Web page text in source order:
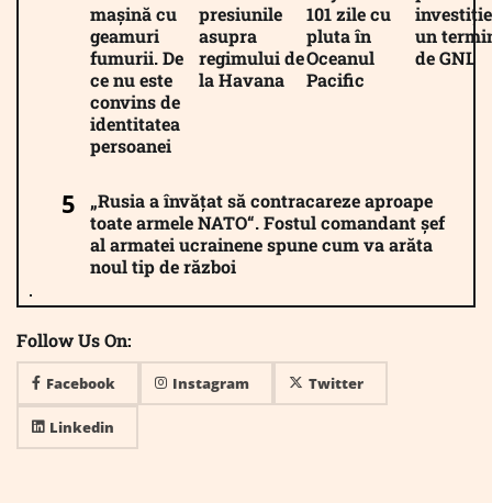
mașină cu
geamuri
fumurii. De
ce nu este
convins de
identitatea
persoanei
presiunile
asupra
regimului de
la Havana
101 zile cu
pluta în
Oceanul
Pacific
un
de GNL
„Rusia a învățat să contracareze aproape
toate armele NATO“. Fostul comandant șef
al armatei ucrainene spune cum va arăta
noul tip de război
Follow Us On:
Facebook Instagram Twitter
Linkedin